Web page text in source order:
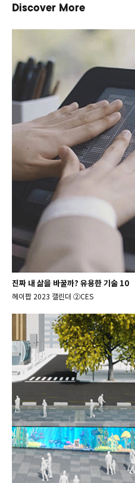
Discover More
진짜 내 삶을 바꿀까? 유용한 기술 10
헤이팝 2023 캘린더 ②CES